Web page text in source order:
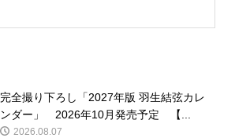
完全撮り下ろし「2027年版 羽生結弦カレ
ンダー」 2026年10月発売予定 【...
2026.08.07